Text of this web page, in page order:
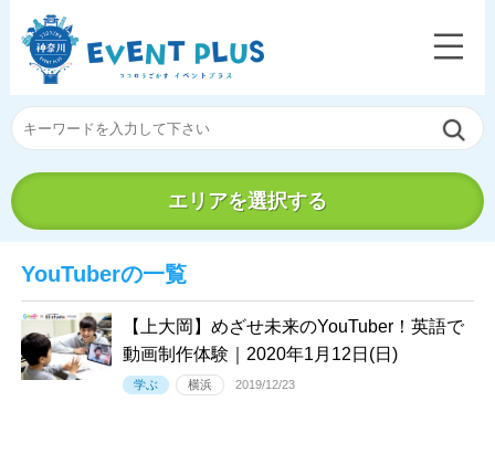
エリアを選択する
YouTuberの一覧
【上大岡】めざせ未来のYouTuber！英語で
動画制作体験｜2020年1月12日(日)
学ぶ 横浜 2019/12/23